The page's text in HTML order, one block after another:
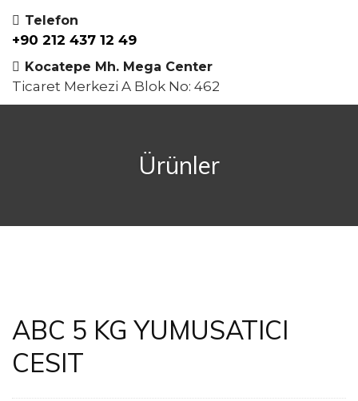
Telefon
+90 212 437 12 49
Kocatepe Mh. Mega Center
Ticaret Merkezi A Blok No: 462
Ürünler
ABC 5 KG YUMUSATICI
CESIT